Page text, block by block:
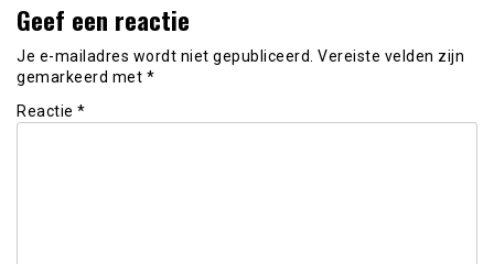
Geef een reactie
Je e-mailadres wordt niet gepubliceerd. Vereiste velden zijn
gemarkeerd met *
Reactie *